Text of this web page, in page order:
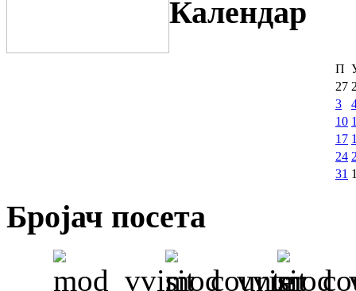
Календар
П
27
3
10
17
24
31
Бројач посета